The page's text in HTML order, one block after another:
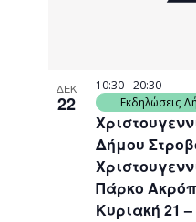
ΔΕΚ
22
Δήμου
Πάρκο
Κυριακή 21 –
10:30-20:30
Εκδηλώσεις